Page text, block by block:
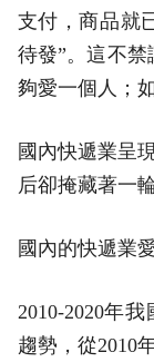
支付，商品就
待發”。這不
夠愛一個人；
國內快遞業呈
后卻掩藏著一
國內的快遞業
2010-2020年
趨勢，從2010